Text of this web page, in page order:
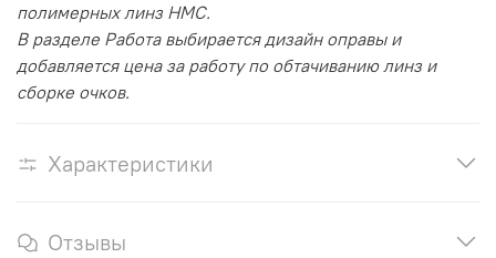
полимерных линз HMC.
В разделе Работа выбирается дизайн оправы и
добавляется цена за работу по обтачиванию линз и
сборке очков.
Характеристики
Отзывы